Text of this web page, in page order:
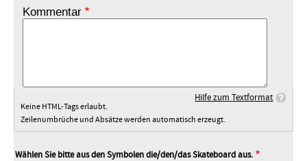
Kommentar
Hilfe zum Textformat
Keine HTML-Tags erlaubt.
Zeilenumbrüche und Absätze werden automatisch erzeugt.
Wählen Sie bitte aus den Symbolen die/den/das Skateboard aus.